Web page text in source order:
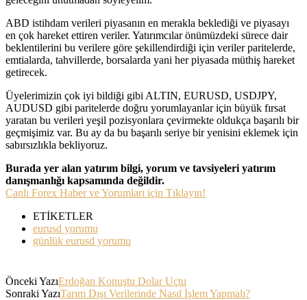
ABD istihdam verileri piyasanın en merakla beklediği ve piyasayı
en çok hareket ettiren veriler. Yatırımcılar önümüzdeki sürece dair
beklentilerini bu verilere göre şekillendirdiği için veriler paritelerde,
emtialarda, tahvillerde, borsalarda yani her piyasada müthiş hareket
getirecek.
Üyelerimizin çok iyi bildiği gibi ALTIN, EURUSD, USDJPY,
AUDUSD gibi paritelerde doğru yorumlayanlar için büyük fırsat
yaratan bu verileri yeşil pozisyonlara çevirmekte oldukça başarılı bir
geçmişimiz var. Bu ay da bu başarılı seriye bir yenisini eklemek için
sabırsızlıkla bekliyoruz.
Burada yer alan yatırım bilgi, yorum ve tavsiyeleri yatırım
danışmanlığı kapsamında değildir.
Canlı Forex Haber ve Yorumları için Tıklayın!
ETİKETLER
eurusd yorumu
günlük eurusd yorumu
Önceki YazıErdoğan Konuştu Dolar Uçtu
Sonraki YazıTarım Dışı Verilerinde Nasıl İşlem Yapmalı?